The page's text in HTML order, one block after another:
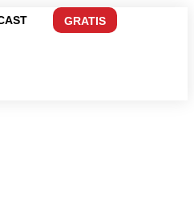
GRATIS